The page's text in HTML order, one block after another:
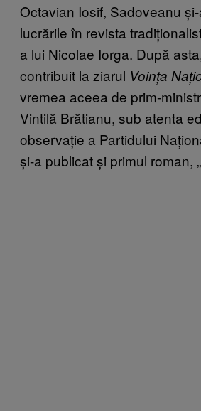
Octavian Iosif, Sadoveanu
lucrările în revista
a lui Nicolae Iorga. După
contribuit la ziarul Voința
vremea aceea de prim-
Vintilă Brătianu, sub atenta
observație a Partidului
și-a publicat și primul roman,